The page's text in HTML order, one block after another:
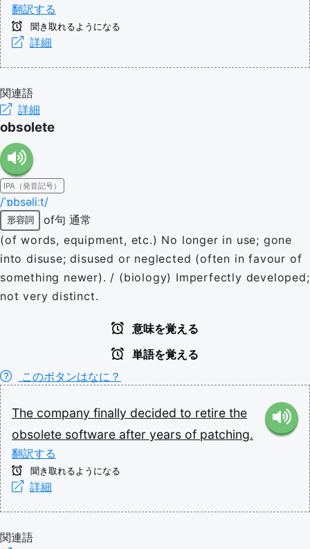
翻訳する
聞き取れるようになる
詳細
関連語
詳細
obsolete
IPA（発音記号）
/ˈɒbsəliːt/
形容詞 of句 通常
(of words, equipment, etc.) No longer in use; gone
into disuse; disused or neglected (often in favour of
something newer). / (biology) Imperfectly developed;
not very distinct.
意味を覚える
単語を覚える
このボタンはなに？
The company finally decided to retire the
obsolete software after years of patching.
翻訳する
聞き取れるようになる
詳細
関連語